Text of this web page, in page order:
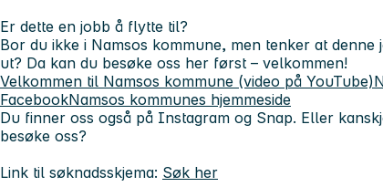
Er dette en jobb å flytte til?
Bor du ikke i Namsos kommune, men tenker at
ut? Da kan du besøke oss her først – velkommen!
Velkommen til Namsos kommune (video på YouTube)
FacebookNamsos kommunes hjemmeside
Du finner oss også på Instagram og Snap. Eller
besøke oss?
Link til søknadsskjema: Søk her